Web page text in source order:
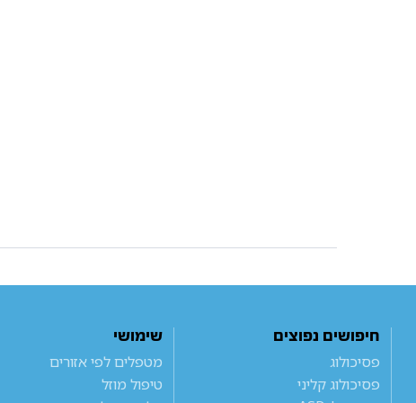
חיפושים נפוצים
פסיכולוג
פסיכולוג קליני
שימושי
מטפלים לפי אזורים
טיפול מוזל